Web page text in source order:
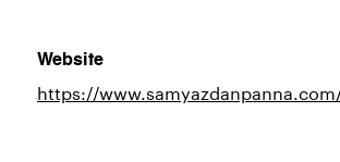
Website
https://